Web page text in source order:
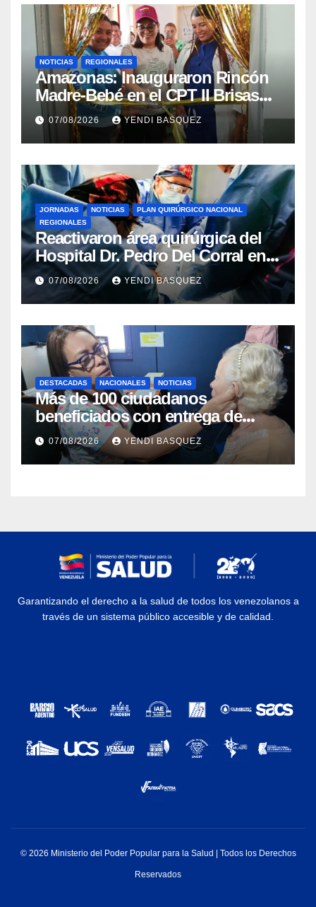
NOTICIAS REGIONALES
​Amazonas: Inauguraron Rincón
Madre-Bebé en el CPT II Brisas
del Aeropuerto ​Inauguraron
Rincón
07/08/2026 YENDI BASQUEZ
JORNADAS NOTICIAS
PLAN QUIRÚRGICO NACIONAL
REGIONALES
Reactivaron área quirúrgica del
Hospital Dr. Pedro Del Corral en
Guárico
07/08/2026 YENDI BASQUEZ
DESTACADAS NACIONALES NOTICIAS
Más de 100 ciudadanos
beneficiados con entrega de
prótesis auditivas en el Centro de
Rehabilitación J.J. Arvelo
07/08/2026 YENDI BASQUEZ
Garantizando el derecho a la salud de todos los venezolanos a
través de un sistema público accesible y de calidad.
© 2026 Ministerio del Poder Popular para la Salud | Todos los Derechos
Reservados